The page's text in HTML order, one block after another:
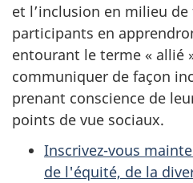
et l’inclusion en milieu de
participants en
entourant le terme « allié
communiquer de façon
prenant conscience de
points de vue sociaux.
Inscrivez-vous
de l'équité, de la